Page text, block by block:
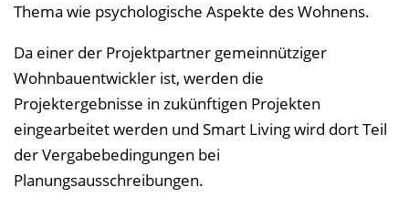
Thema wie psychologische Aspekte des Wohnens.
Da einer der Projektpartner gemeinnütziger
Wohnbauentwickler ist, werden die
Projektergebnisse in zukünftigen Projekten
eingearbeitet werden und Smart Living wird dort Teil
der Vergabebedingungen bei
Planungsausschreibungen.